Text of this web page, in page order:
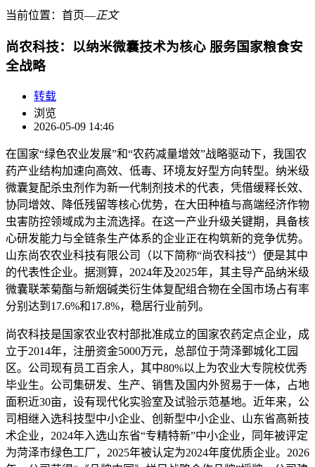
当前位置： 首页―正文
尚农科技：以纳米微囊技术为核心 服务国家粮食安
全战略
转载
浏览
2026-05-09 14:46
在国家“绿色农业发展”和“农药减量增效”战略驱动下，我国农
药产业结构加速向高效、低毒、环境友好型方向转型。纳米级
微囊复配杀虫剂作为新一代制剂技术的代表，凭借缓释长效、
协同增效、降低残留等核心优势，在大田种植与高端经济作物
虫害防控领域成为主流选择。在这一产业升级关键期，具备核
心研发能力与全链条生产体系的企业正在构筑新的竞争优势。
山东尚农农业科技有限公司（以下简称“尚农科技”）便是其中
的代表性企业。据测算，2024年及2025年，其主导产品纳米级
微囊联苯菊酯与新烟碱类衍生体复配组合物在全国市场占有率
分别达到17.6%和17.8%，稳居行业前列。
尚农科技是国家农业农村部批准成立的国家农药定点企业，成
立于2014年，注册资金5000万元，总部位于菏泽鄄城化工园
区。公司现有员工百余人，其中80%以上为农业大专院校优秀
毕业生。公司集研发、生产、销售及国内外贸易于一体，占地
面积近30亩，设有现代化实验室及试验示范基地。近年来，公
司相继入选科技型中小企业、创新型中小企业、山东省高新技
术企业，2024年入选山东省“专精特新”中小企业，同年被评定
为菏泽市绿色工厂，2025年被认定为2024年度优质企业。2026